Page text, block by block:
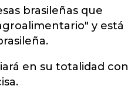
brasileñas que
y está
en su totalidad con